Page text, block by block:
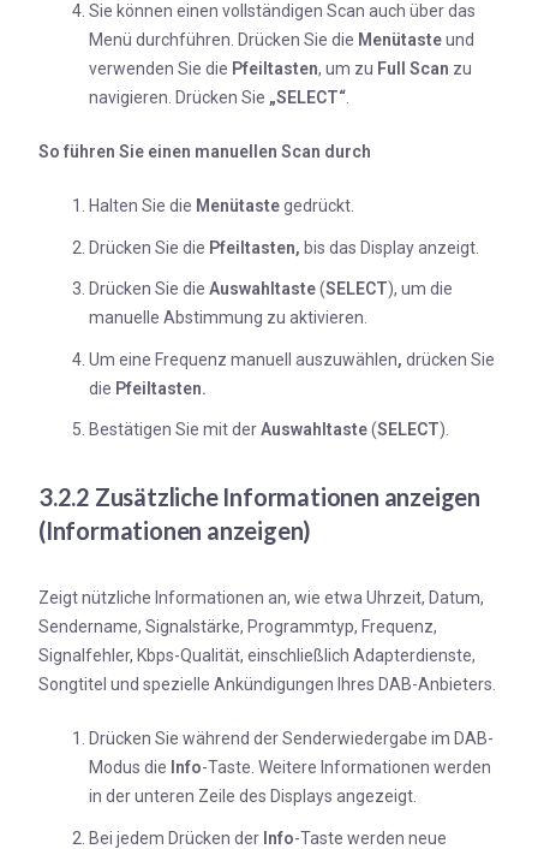
Sie können einen vollständigen Scan auch über das
Menü durchführen. Drücken Sie die Menütasteund
verwenden Sie die Pfeiltasten, um zu Full Scan zu
navigieren. Drücken Sie „SELECT“
So führen Sie einen manuellen Scan durch
Halten Sie die Menütastegedrückt.
Drücken Sie die Pfeiltasten, bis das Display anzeigt.
Drücken Sie die Auswahltaste(SELECT), um die
manuelle Abstimmung zu aktivieren.
Um eine Frequenz manuell auszuwählen, drücken Sie
die Pfeiltasten.
Bestätigen Sie mit derAuswahltaste(SELECT).
3.2.2 Zusätzliche Informationen anzeigen
(Informationen anzeigen)
Zeigt nützliche Informationen an, wie etwa Uhrzeit, Datum,
Sendername, Signalstärke, Programmtyp, Frequenz,
Signalfehler, Kbps-Qualität, einschließlich Adapterdienste,
Songtitel und spezielle Ankündigungen Ihres DAB-Anbieters.
Drücken Sie während der Senderwiedergabe im DAB-
Modus die Info-Taste. Weitere Informationen werden
in der unteren Zeile des Displays angezeigt.
Bei jedem Drücken der Info-Taste werden neue